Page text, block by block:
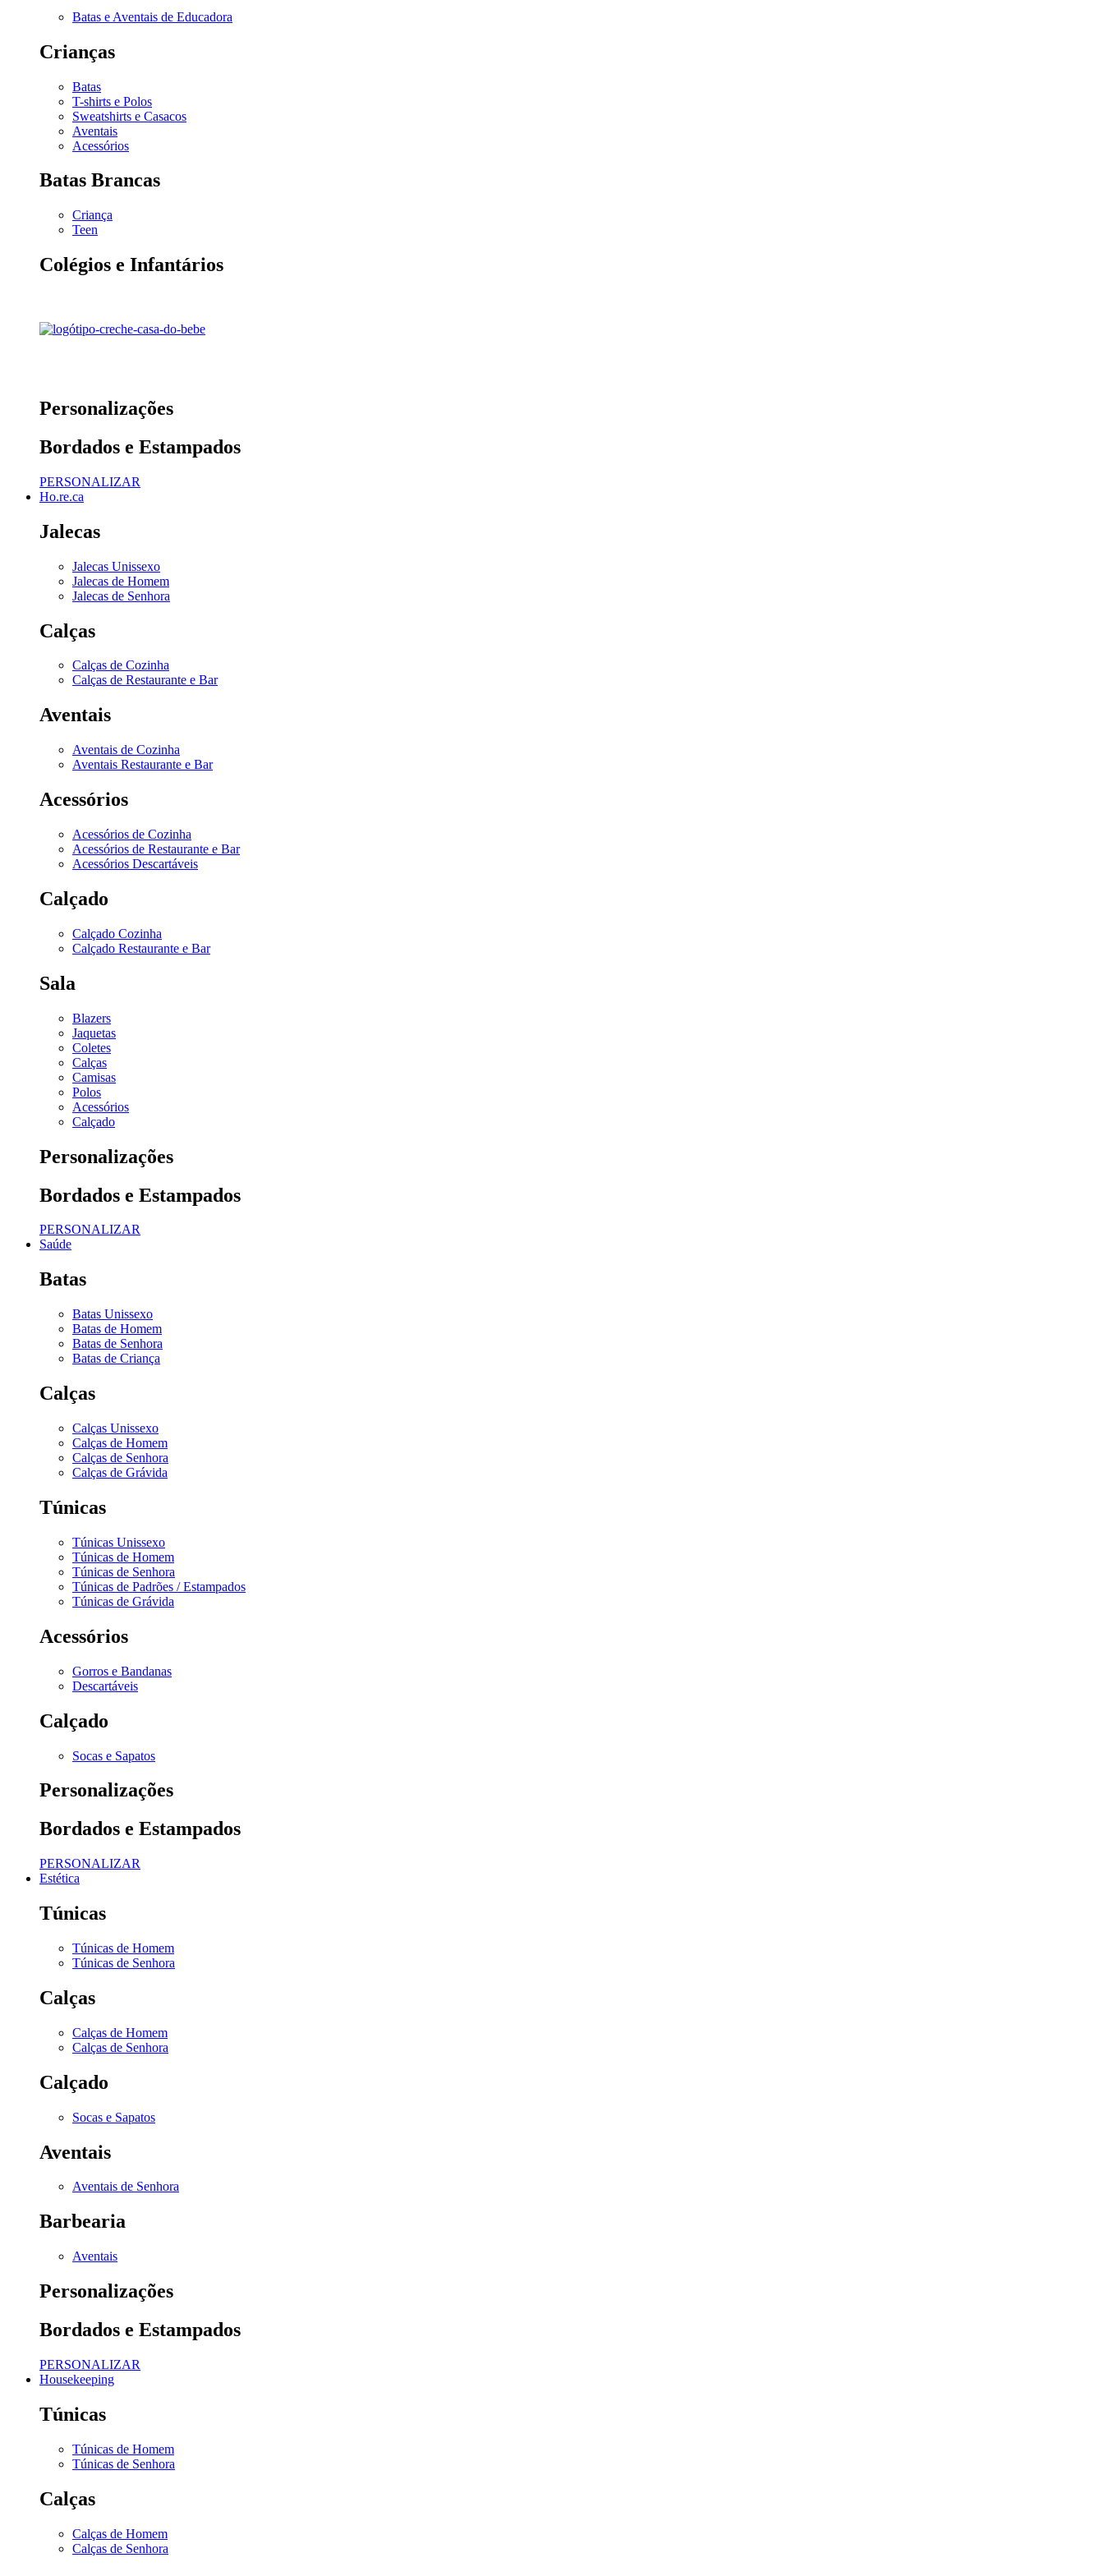
Batas e Aventais de Educadora
Crianças
Batas
T-shirts e Polos
Sweatshirts e Casacos
Aventais
Acessórios
Batas Brancas
Criança
Teen
Colégios e Infantários
Personalizações
Bordados e Estampados
PERSONALIZAR
Ho.re.ca
Jalecas
Jalecas Unissexo
Jalecas de Homem
Jalecas de Senhora
Calças
Calças de Cozinha
Calças de Restaurante e Bar
Aventais
Aventais de Cozinha
Aventais Restaurante e Bar
Acessórios
Acessórios de Cozinha
Acessórios de Restaurante e Bar
Acessórios Descartáveis
Calçado
Calçado Cozinha
Calçado Restaurante e Bar
Sala
Blazers
Jaquetas
Coletes
Calças
Camisas
Polos
Acessórios
Calçado
Personalizações
Bordados e Estampados
PERSONALIZAR
Saúde
Batas
Batas Unissexo
Batas de Homem
Batas de Senhora
Batas de Criança
Calças
Calças Unissexo
Calças de Homem
Calças de Senhora
Calças de Grávida
Túnicas
Túnicas Unissexo
Túnicas de Homem
Túnicas de Senhora
Túnicas de Padrões / Estampados
Túnicas de Grávida
Acessórios
Gorros e Bandanas
Descartáveis
Calçado
Socas e Sapatos
Personalizações
Bordados e Estampados
PERSONALIZAR
Estética
Túnicas
Túnicas de Homem
Túnicas de Senhora
Calças
Calças de Homem
Calças de Senhora
Calçado
Socas e Sapatos
Aventais
Aventais de Senhora
Barbearia
Aventais
Personalizações
Bordados e Estampados
PERSONALIZAR
Housekeeping
Túnicas
Túnicas de Homem
Túnicas de Senhora
Calças
Calças de Homem
Calças de Senhora